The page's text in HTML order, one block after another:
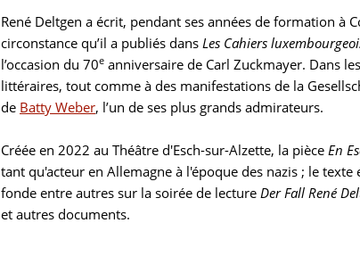
René Deltgen a écrit, pendant ses années de formation à
circonstance qu’il a publiés dans Les Cahiers
l’occasion du 70e anniversaire de Carl Zuckmayer. Dans
littéraires, tout comme à des manifestations de la
de Batty Weber, l’un de ses plus grands admirateurs.
Créée en 2022 au Théâtre d'Esch-sur-Alzette, la pièce En
tant qu'acteur en Allemagne à l'époque des nazis ; le texte
fonde entre autres sur la soirée de lecture Der Fall René
et autres documents.